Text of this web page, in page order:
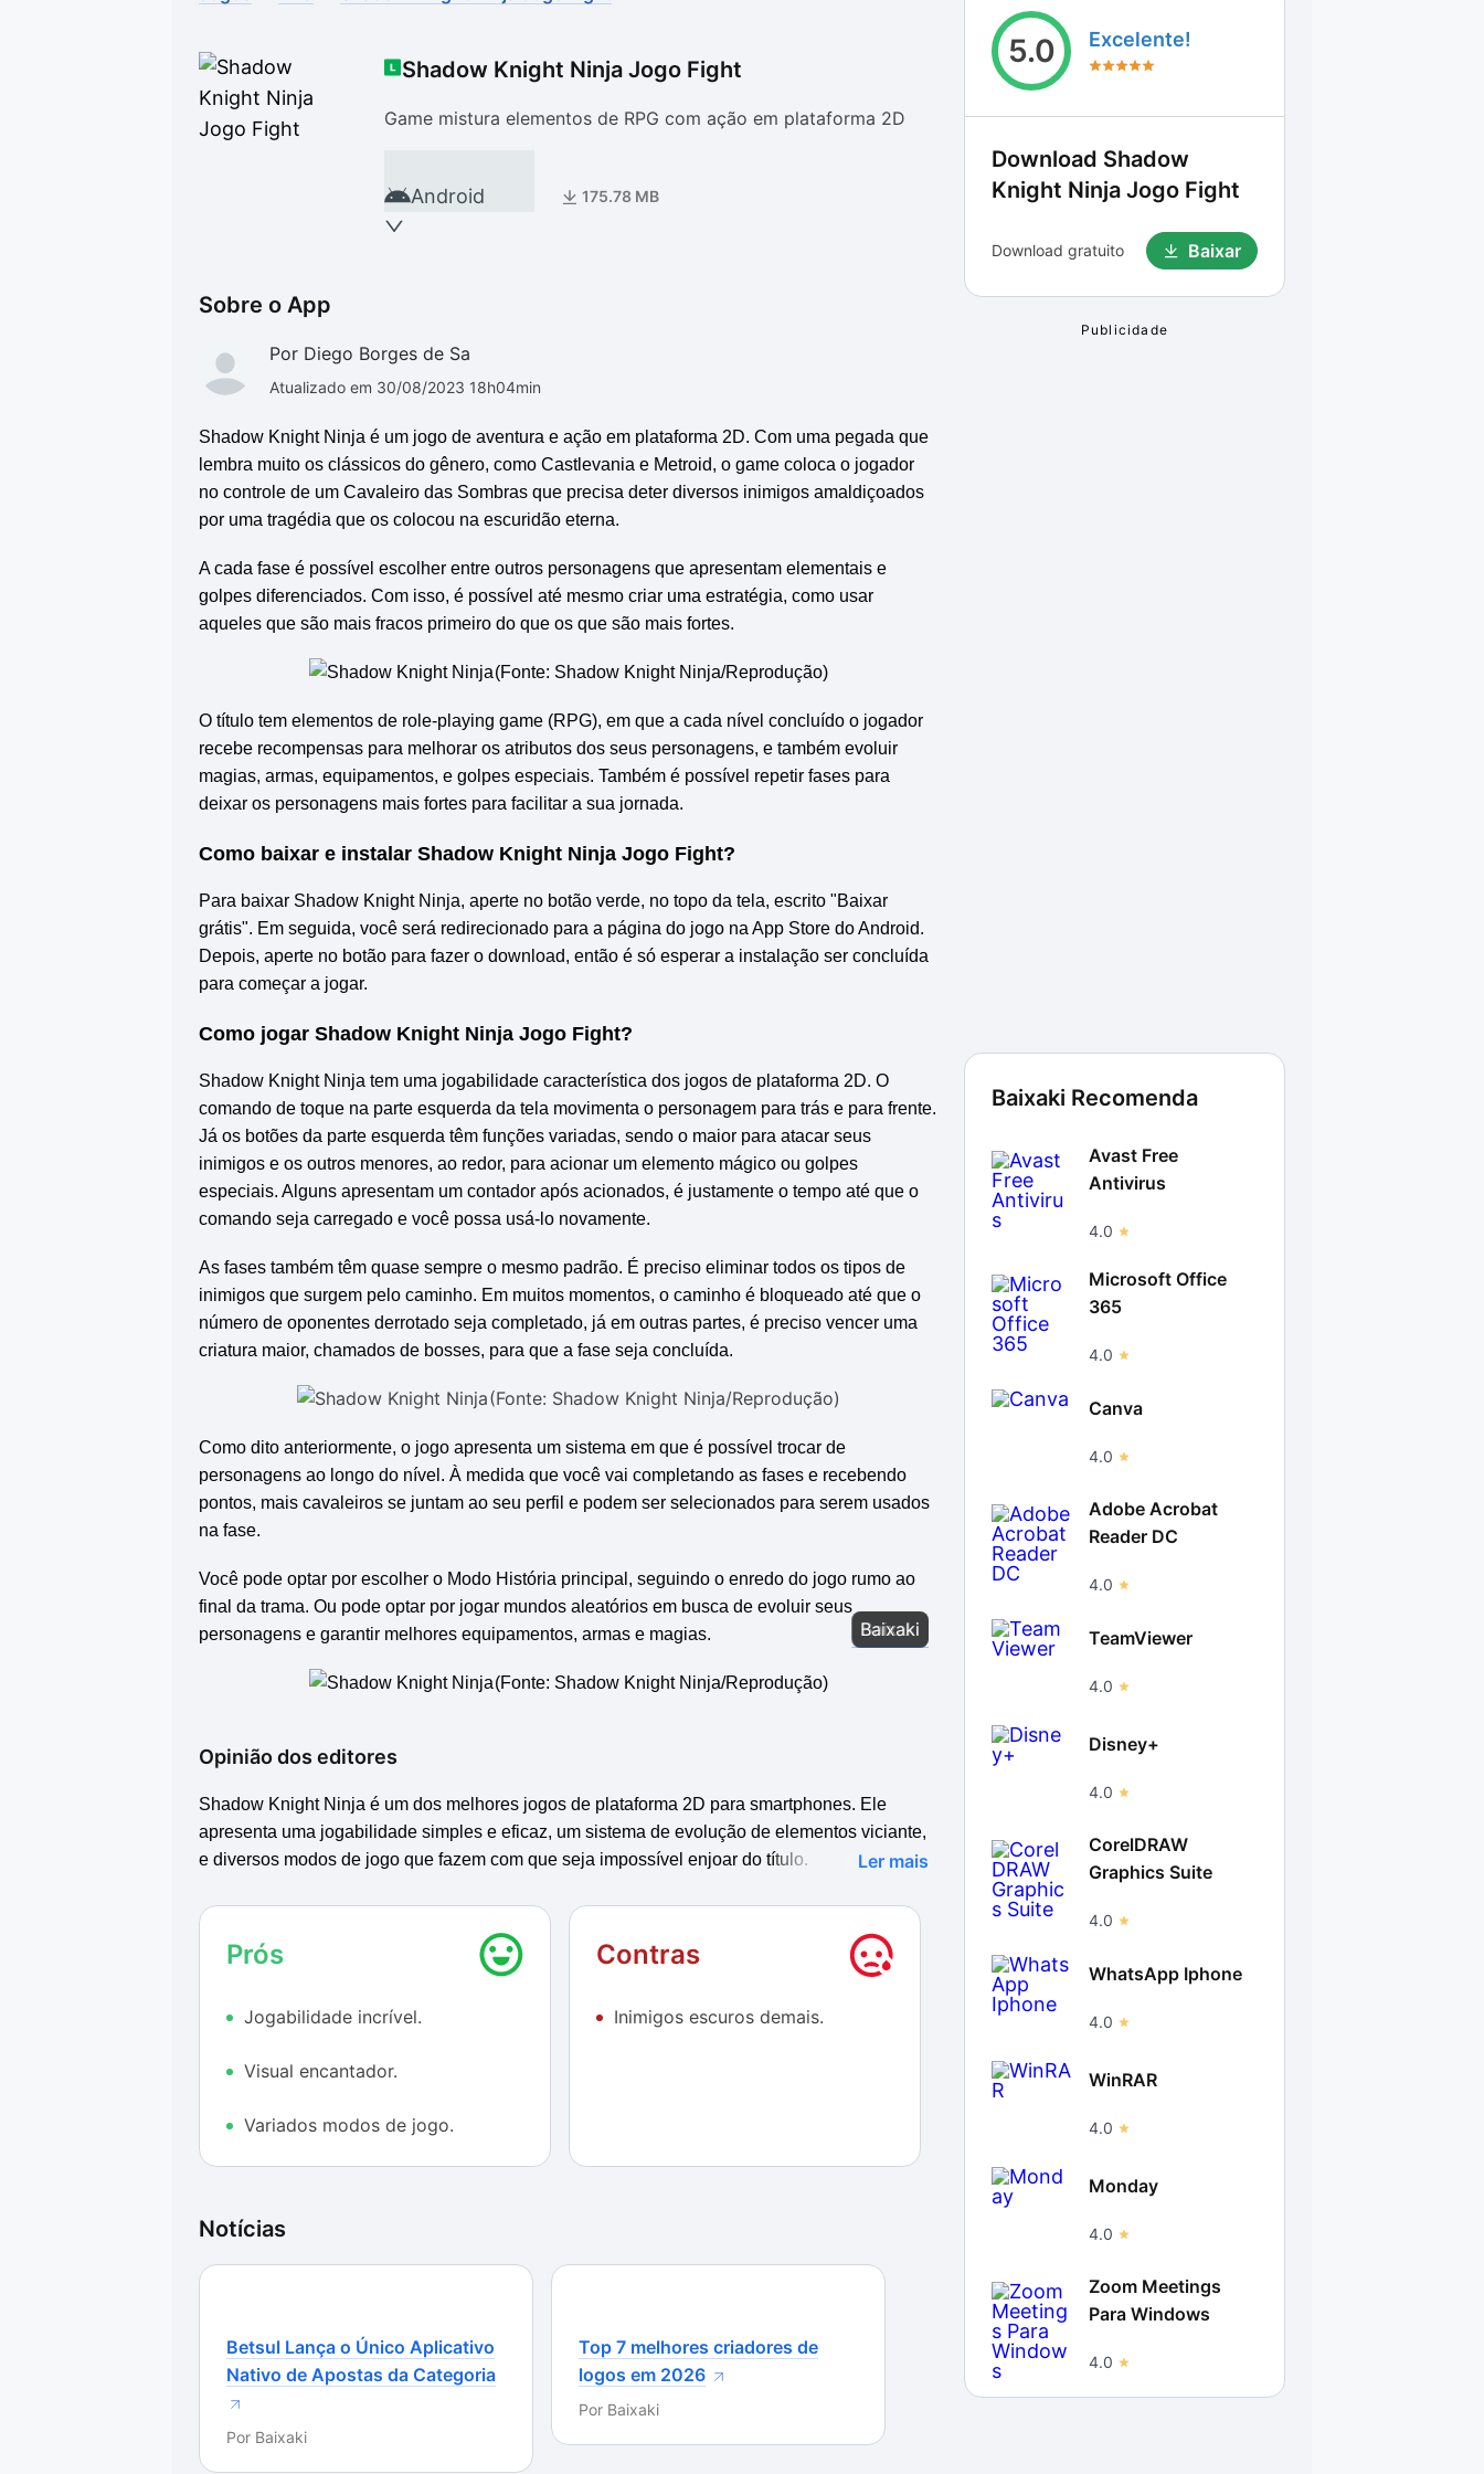
Shadow Knight Ninja Jogo Fight
Game mistura elementos de RPG com ação em plataforma 2D
Android 175.78 MB
Sobre o App
Por Diego Borges de Sa
Atualizado em 30/08/2023 18h04min
Shadow Knight Ninja é um jogo de aventura e ação em plataforma 2D. Com uma pegada que
lembra muito os clássicos do gênero, como Castlevania e Metroid, o game coloca o jogador
no controle de um Cavaleiro das Sombras que precisa deter diversos inimigos amaldiçoados
por uma tragédia que os colocou na escuridão eterna.
A cada fase é possível escolher entre outros personagens que apresentam elementais e
golpes diferenciados. Com isso, é possível até mesmo criar uma estratégia, como usar
aqueles que são mais fracos primeiro do que os que são mais fortes.
Baixaki
(Fonte: Shadow Knight Ninja/Reprodução)
O título tem elementos de role-playing game (RPG), em que a cada nível concluído o jogador
recebe recompensas para melhorar os atributos dos seus personagens, e também evoluir
magias, armas, equipamentos, e golpes especiais. Também é possível repetir fases para
deixar os personagens mais fortes para facilitar a sua jornada.
Como baixar e instalar Shadow Knight Ninja Jogo Fight?
Para baixar Shadow Knight Ninja, aperte no botão verde, no topo da tela, escrito "Baixar
grátis". Em seguida, você será redirecionado para a página do jogo na App Store do Android.
Depois, aperte no botão para fazer o download, então é só esperar a instalação ser concluída
para começar a jogar.
Como jogar Shadow Knight Ninja Jogo Fight?
Shadow Knight Ninja tem uma jogabilidade característica dos jogos de plataforma 2D. O
comando de toque na parte esquerda da tela movimenta o personagem para trás e para frente.
Já os botões da parte esquerda têm funções variadas, sendo o maior para atacar seus
inimigos e os outros menores, ao redor, para acionar um elemento mágico ou golpes
especiais. Alguns apresentam um contador após acionados, é justamente o tempo até que o
comando seja carregado e você possa usá-lo novamente.
As fases também têm quase sempre o mesmo padrão. É preciso eliminar todos os tipos de
inimigos que surgem pelo caminho. Em muitos momentos, o caminho é bloqueado até que o
número de oponentes derrotado seja completado, já em outras partes, é preciso vencer uma
criatura maior, chamados de bosses, para que a fase seja concluída.
Baixaki
(Fonte: Shadow Knight Ninja/Reprodução)
Como dito anteriormente, o jogo apresenta um sistema em que é possível trocar de
personagens ao longo do nível. À medida que você vai completando as fases e recebendo
pontos, mais cavaleiros se juntam ao seu perfil e podem ser selecionados para serem usados
na fase.
Você pode optar por escolher o Modo História principal, seguindo o enredo do jogo rumo ao
final da trama. Ou pode optar por jogar mundos aleatórios em busca de evoluir seus
personagens e garantir melhores equipamentos, armas e magias.
(Fonte: Shadow Knight Ninja/Reprodução)
Opinião dos editores
Shadow Knight Ninja é um dos melhores jogos de plataforma 2D para smartphones. Ele
apresenta uma jogabilidade simples e eficaz, um sistema de evolução de elementos viciante,
e diversos modos de jogo que fazem com que seja impossível enjoar do título.
O visual também é "de cair o queixo", com animações incríveis e um sistema de luz e sombra
que impressiona. Entretanto, por conta do enredo, todas as criaturas são envolvidas por uma
escuridão, o que às vezes atrapalha um pouco na hora de encontrar um inimigo pelo cenário.
Ler mais
Prós
Jogabilidade incrível.
Visual encantador.
Variados modos de jogo.
Contras
Inimigos escuros demais.
Notícias
Betsul Lança o Único Aplicativo
Nativo de Apostas da Categoria
Por Baixaki
Top 7 melhores criadores de
logos em 2026
Por Baixaki
5.0 Excelente!
Download Shadow
Knight Ninja Jogo Fight
Download gratuito Baixar
Baixaki Recomenda
Avast Free
Antivirus
4.0
Microsoft Office
365
4.0
Canva
4.0
Adobe Acrobat
Reader DC
4.0
TeamViewer
4.0
Disney+
4.0
CorelDRAW
Graphics Suite
4.0
WhatsApp Iphone
4.0
WinRAR
4.0
Monday
4.0
Zoom Meetings
Para Windows
4.0